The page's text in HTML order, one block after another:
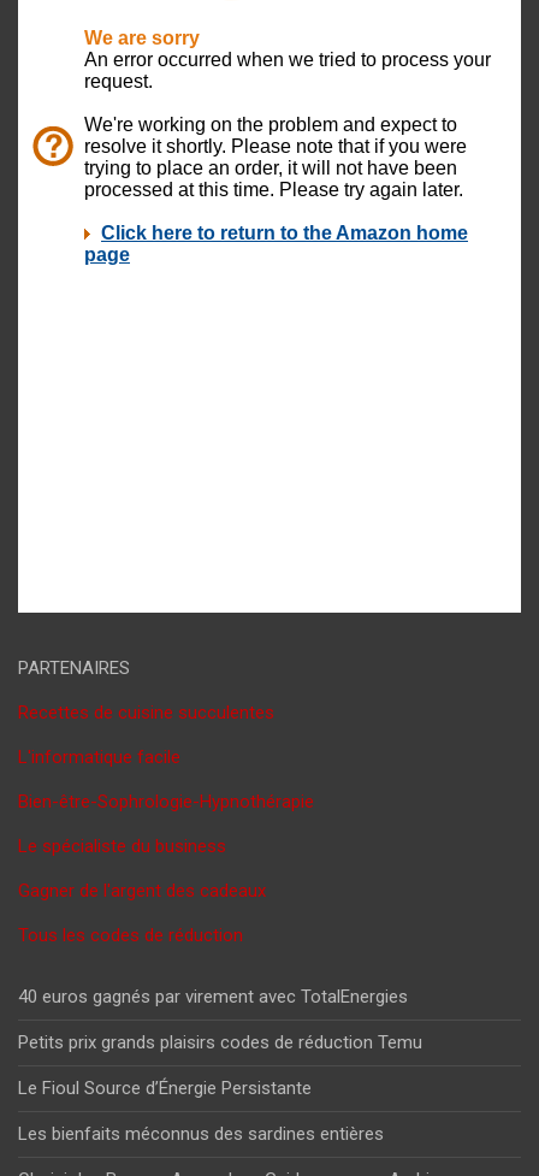
PARTENAIRES
Recettes de cuisine succulentes
L'informatique facile
Bien-être-Sophrologie-Hypnothérapie
Le spécialiste du business
Gagner de l'argent des cadeaux
Tous les codes de réduction
40 euros gagnés par virement avec TotalEnergies
Petits prix grands plaisirs codes de réduction Temu
Le Fioul Source d’Énergie Persistante
Les bienfaits méconnus des sardines entières